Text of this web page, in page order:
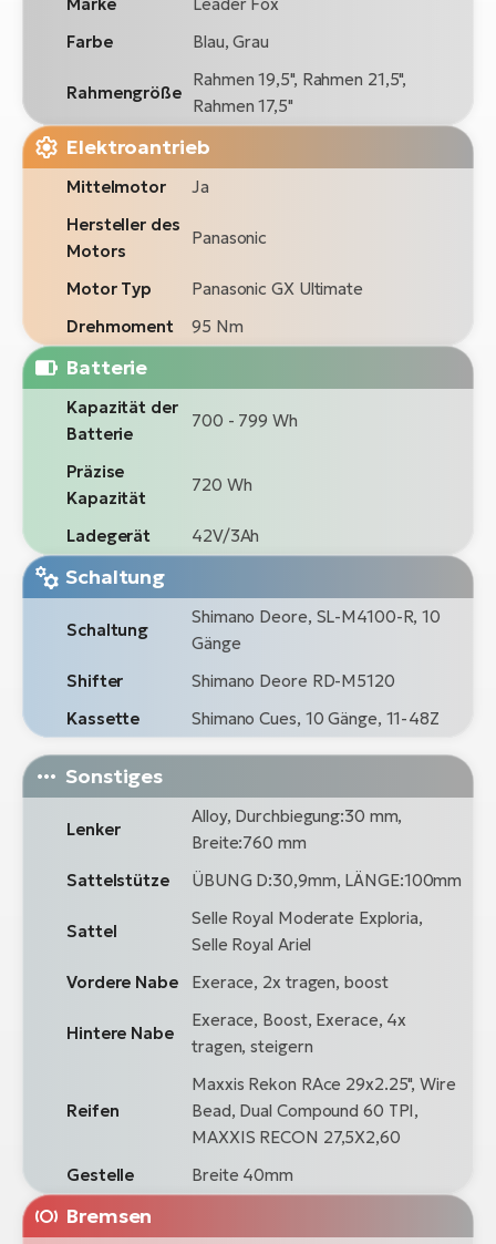
Farbe
Blau, Grau
Rahmengröße
Rahmen 19,5", Rahmen 21,5",
Rahmen 17,5"
Elektroantrieb
Mittelmotor
Ja
Hersteller des
Motors
Panasonic
Motor Typ
Panasonic GX Ultimate
Drehmoment
95 Nm
Batterie
Kapazität der
Batterie
700 - 799 Wh
Präzise
Kapazität
720 Wh
Ladegerät 42V/3Ah
Schaltung
Schaltung
Shimano Deore, SL-M4100-R, 10
Gänge
Shifter
Shimano Deore RD-M5120
Kassette
Shimano Cues, 10 Gänge, 11-48Z
Sonstiges
Lenker
Alloy, Durchbiegung:30 mm,
Breite:760 mm
Sattelstütze
ÜBUNG D:30,9mm, LÄNGE:100mm
Sattel
Selle Royal Moderate Exploria,
Selle Royal Ariel
Vordere Nabe
Exerace, 2x tragen, boost
Hintere Nabe
Exerace, Boost, Exerace, 4x
tragen, steigern
Reifen
Maxxis Rekon RAce 29x2.25", Wire
Bead, Dual Compound 60 TPI,
MAXXIS RECON 27,5X2,60
Gestelle
Breite 40mm
Bremsen